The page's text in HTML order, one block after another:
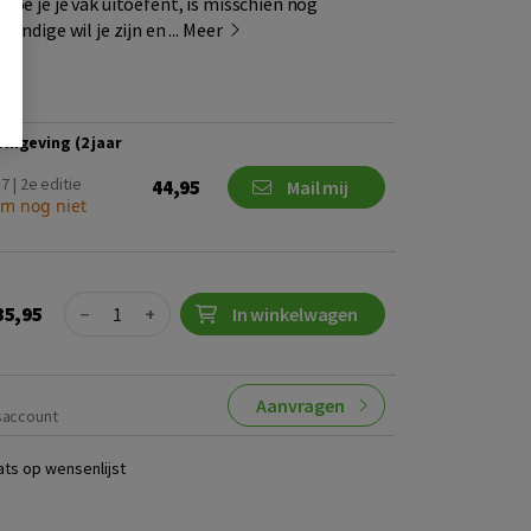
wil je zijn en ... Meer
(2 jaar
| 2e editie
nog niet
44,95 Mail mij
Quantity
− + In winkelwagen
Aanvragen
op wensenlijst